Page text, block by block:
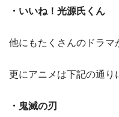
・いいね！光源氏くん
他にもたくさんのドラマ
更にアニメは下記の通り
・鬼滅の刃